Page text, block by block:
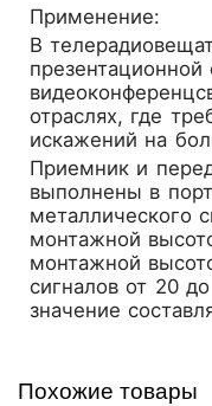
Применение:
В
презентационной
отраслях, где
искажений на
Приемник и
выполнены в
металлического
монтажной
монтажной
сигналов от 20
значение
Похожие товары